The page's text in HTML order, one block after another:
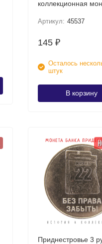
коллекционная
Артикул: 45537
145 ₽
Осталось
штук
В корзину
Приднестровье 3